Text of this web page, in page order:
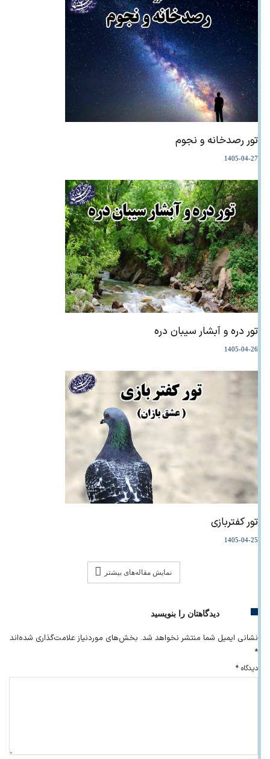
تور رصدخانه و نجوم
1405-04-27
تور دره و آبشار سیبان دره
1405-04-26
تور کفتربازی
1405-04-25
نمایش مقاله‌های بیشتر
دیدگاهتان را بنویسید
نشانی ایمیل شما منتشر نخواهد شد. بخش‌های موردنیاز علامت‌گذاری شده‌اند
*
دیدگاه *